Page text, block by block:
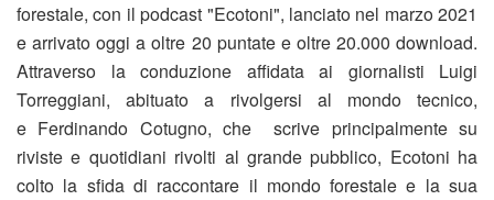
forestale, con il podcast "Ecotoni", lanciato nel marzo 2021
e arrivato oggi a oltre 20 puntate e oltre 20.000 download.
Attraverso la conduzione affidata ai giornalisti Luigi
Torreggiani, abituato a rivolgersi al mondo tecnico,
e Ferdinando Cotugno, che scrive principalmente su
riviste e quotidiani rivolti al grande pubblico, Ecotoni ha
colto la sfida di raccontare il mondo forestale e la sua